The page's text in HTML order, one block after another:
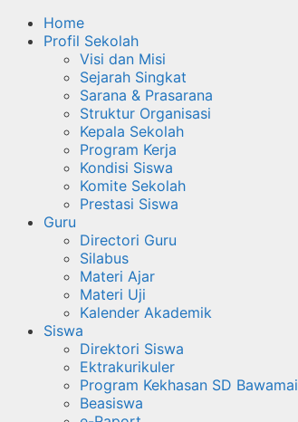
Home
Profil Sekolah
Visi dan Misi
Sejarah Singkat
Sarana & Prasarana
Struktur Organisasi
Kepala Sekolah
Program Kerja
Kondisi Siswa
Komite Sekolah
Prestasi Siswa
Guru
Directori Guru
Silabus
Materi Ajar
Materi Uji
Kalender Akademik
Siswa
Direktori Siswa
Ektrakurikuler
Program Kekhasan SD Bawamai
Beasiswa